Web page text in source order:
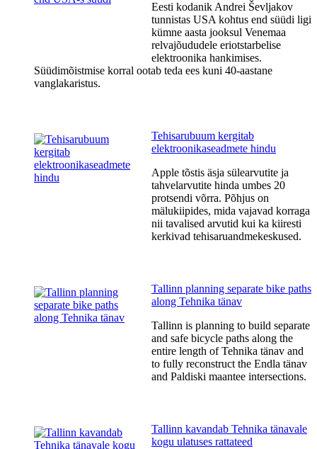
Eesti kodanik Andrei Ševljakov
tunnistas USA kohtus end süüdi ligi
kümne aasta jooksul Venemaa
relvajõududele eriotstarbelise
elektroonika hankimises.
Süüdimõistmise korral ootab teda ees kuni 40-aastane
vanglakaristus.
Tehisarubuum kergitab
elektroonikaseadmete hindu
Apple tõstis äsja sülearvutite ja
tahvelarvutite hinda umbes 20
protsendi võrra. Põhjus on
mälukiipides, mida vajavad korraga
nii tavalised arvutid kui ka kiiresti
kerkivad tehisaruandmekeskused.
Tallinn planning separate bike paths
along Tehnika tänav
Tallinn is planning to build separate
and safe bicycle paths along the
entire length of Tehnika tänav and
to fully reconstruct the Endla tänav
and Paldiski maantee intersections.
Tallinn kavandab Tehnika tänavale
kogu ulatuses rattateed